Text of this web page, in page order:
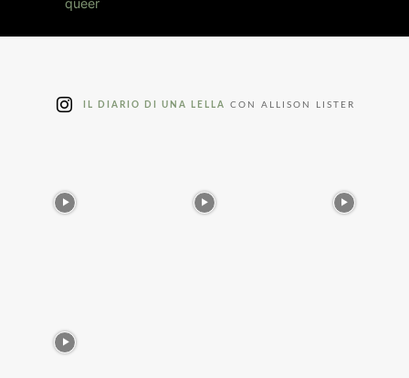
IL DIARIO DI UNA LELLA CON ALLISON LISTER